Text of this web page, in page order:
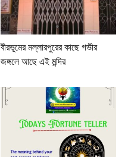
বীরভূমের মল্লারপুরের কাছে গভীর
জঙ্গলে আছে এই মন্দির